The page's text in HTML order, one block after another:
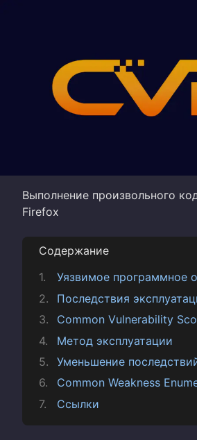
Выполнение произвольного
Firefox
Содержание
Уязвимое программное
Последствия
Common Vulnerability
Метод эксплуатации
Уменьшение
Common Weakness
Ссылки